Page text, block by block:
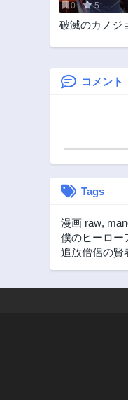
0 5
破滅のカノジ
コメント
Tags
漫画 raw,
僕のヒーロー
追放僧侶の賢